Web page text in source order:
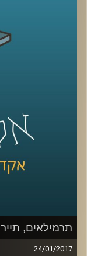
האופטימית
דוקטור עופר
ערב-מערב,
כולל
האמריקאי
קרדיט תמונות:
תרמילאים,
24/01/2017